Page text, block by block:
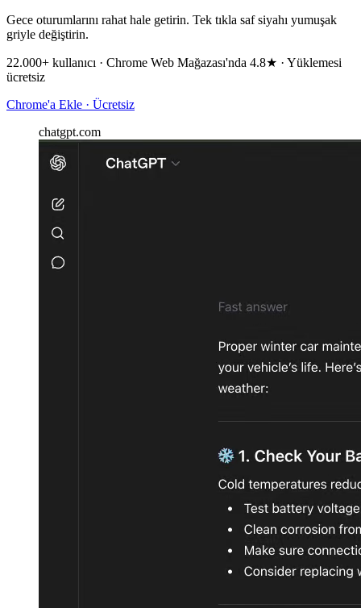
Gece oturumlarını rahat hale getirin. Tek tıkla saf siyahı yumuşak
griyle değiştirin.
22.000+ kullanıcı · Chrome Web Mağazası'nda 4.8★ · Yüklemesi
ücretsiz
Chrome'a Ekle · Ücretsiz
chatgpt.com